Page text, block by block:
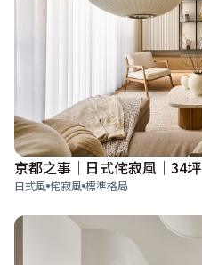
京都之事│日式侘寂風│34坪
日式風 侘寂風 標準格局